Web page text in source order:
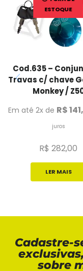
ESTOQUE
Cod.635 –
Travas c/ chave
Monkey /
Em até 2x de R$
juros
R$ 282,00
LER MAIS
Cadastre-
sobre